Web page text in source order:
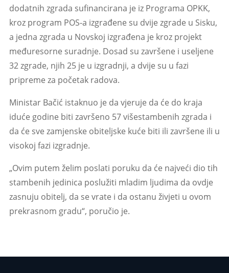
dodatnih zgrada sufinancirana je iz Programa OPKK,
kroz program POS-a izgrađene su dvije zgrade u Sisku,
a jedna zgrada u Novskoj izgrađena je kroz projekt
međuresorne suradnje. Dosad su završene i useljene
32 zgrade, njih 25 je u izgradnji, a dvije su u fazi
pripreme za početak radova.
Ministar Bačić istaknuo je da vjeruje da će do kraja
iduće godine biti završeno 57 višestambenih zgrada i
da će sve zamjenske obiteljske kuće biti ili završene ili u
visokoj fazi izgradnje.
„Ovim putem želim poslati poruku da će najveći dio tih
stambenih jedinica poslužiti mladim ljudima da ovdje
zasnuju obitelj, da se vrate i da ostanu živjeti u ovom
prekrasnom gradu“, poručio je.